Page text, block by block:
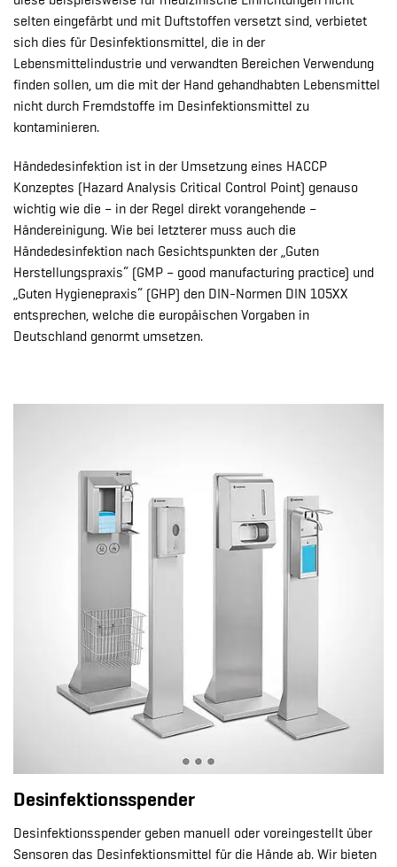
selten eingefärbt und mit Duftstoffen versetzt sind, verbietet
sich dies für Desinfektionsmittel, die in der
Lebensmittelindustrie und verwandten Bereichen Verwendung
finden sollen, um die mit der Hand gehandhabten Lebensmittel
nicht durch Fremdstoffe im Desinfektionsmittel zu
kontaminieren.
Händedesinfektion ist in der Umsetzung eines HACCP
Konzeptes (Hazard Analysis Critical Control Point) genauso
wichtig wie die – in der Regel direkt vorangehende –
Händereinigung. Wie bei letzterer muss auch die
Händedesinfektion nach Gesichtspunkten der „Guten
Herstellungspraxis“ (GMP – good manufacturing practice) und
„Guten Hygienepraxis“ (GHP) den DIN-Normen DIN 105XX
entsprechen, welche die europäischen Vorgaben in
Deutschland genormt umsetzen.
Desinfektionsspender
Desinfektionsspender geben manuell oder voreingestellt über
Sensoren das Desinfektionsmittel für die Hände ab. Wir bieten